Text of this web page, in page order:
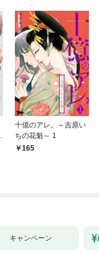
十億のアレ。～吉原い
ちの花魁～ 1
165
キャンペーン